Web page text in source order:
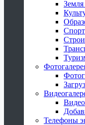
Спорт
Телефоны